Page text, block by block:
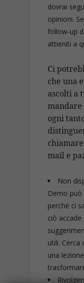
dovrai
opinioni.
follow-up
attieniti a
Ci
che una
ascolti a
ogni
mail e
Non
Demo può
perché ci
ciò accade
utili. Cerca
una